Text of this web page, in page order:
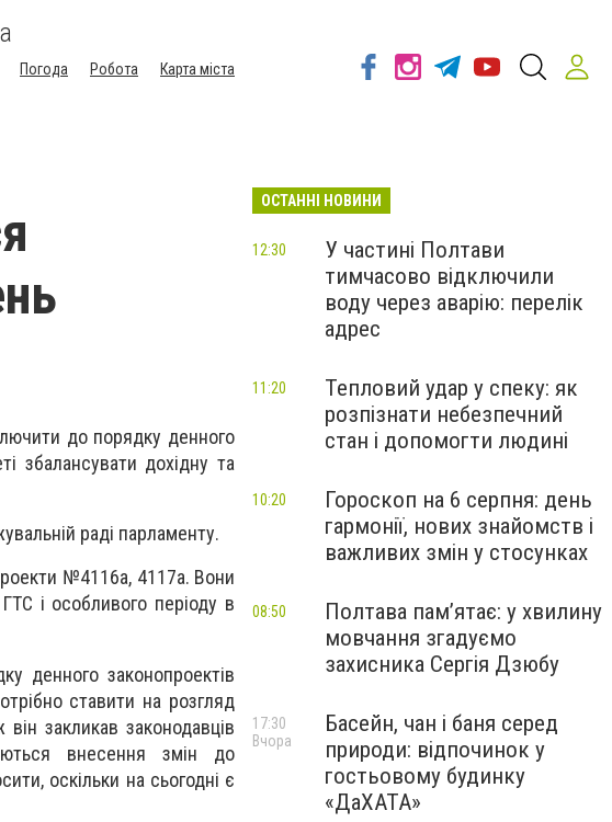
Погода Робота
Карта міста
до порядку денного
збалансувати дохідну та
раді парламенту.
№4116а, 4117а. Вони
і особливого періоду в
денного законопроектів
ставити на розгляд
закликав законодавців
внесення змін до
оскільки на сьогодні є
ОСТАННІ НОВИНИ
У частині Полтави
тимчасово відключили
воду через аварію: перелік
адрес
12:30
Тепловий удар у спеку: як
розпізнати небезпечний
стан і допомогти людині
11:20
Гороскоп на 6 серпня: день
гармонії, нових знайомств і
важливих змін у стосунках
10:20
Полтава пам’ятає: у хвилину
мовчання згадуємо
захисника Сергія Дзюбу
08:50
Басейн, чан і баня серед
природи: відпочинок у
гостьовому будинку
«ДаХАТА»
17:30
Вчора